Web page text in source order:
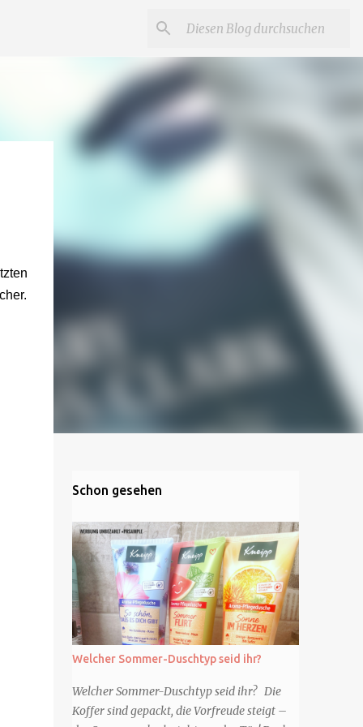
Schon gesehen
Welcher Sommer-Duschtyp seid ihr?
Welcher Sommer-Duschtyp seid ihr? Die
Koffer sind gepackt, die Vorfreude steigt –